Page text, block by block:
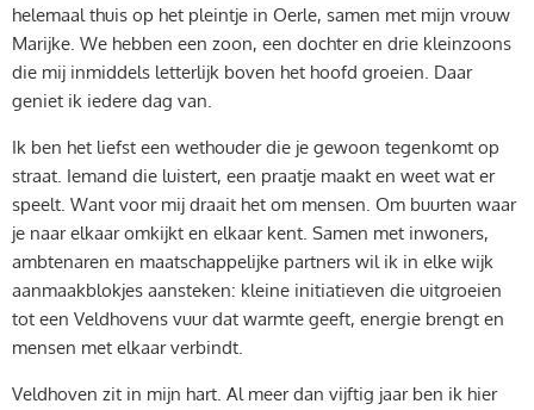
helemaal thuis op het pleintje in Oerle, samen met mijn vrouw
Marijke. We hebben een zoon, een dochter en drie kleinzoons
die mij inmiddels letterlijk boven het hoofd groeien. Daar
geniet ik iedere dag van.
Ik ben het liefst een wethouder die je gewoon tegenkomt op
straat. Iemand die luistert, een praatje maakt en weet wat er
speelt. Want voor mij draait het om mensen. Om buurten waar
je naar elkaar omkijkt en elkaar kent. Samen met inwoners,
ambtenaren en maatschappelijke partners wil ik in elke wijk
aanmaakblokjes aansteken: kleine initiatieven die uitgroeien
tot een Veldhovens vuur dat warmte geeft, energie brengt en
mensen met elkaar verbindt.
Veldhoven zit in mijn hart. Al meer dan vijftig jaar ben ik hier